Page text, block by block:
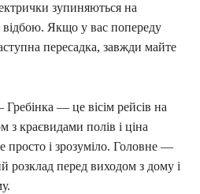
зупиняються на
відбою. Якщо у вас попереду
пересадка, завжди майте
— це вісім рейсів на
з краєвидами полів і ціна
просто і зрозуміло. Головне —
розклад перед виходом з дому і